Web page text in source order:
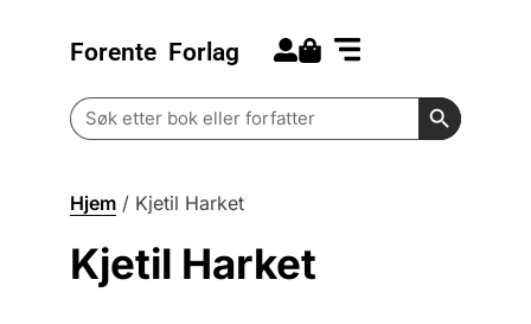
Forente Forlag
Search
for:
Search
Hjem / Kjetil Harket
Kjetil Harket